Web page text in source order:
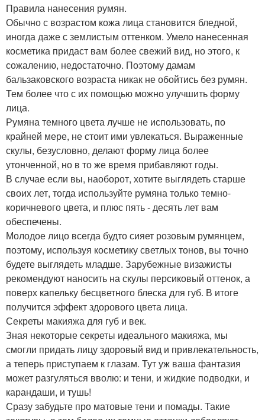
Правила нанесения румян.
Обычно с возрастом кожа лица становится бледной,
иногда даже с землистым оттенком. Умело нанесенная
косметика придаст вам более свежий вид, но этого, к
сожалению, недостаточно. Поэтому дамам
бальзаковского возраста никак не обойтись без румян.
Тем более что с их помощью можно улучшить форму
лица.
Румяна темного цвета лучше не использовать, по
крайней мере, не стоит ими увлекаться. Выраженные
скулы, безусловно, делают форму лица более
утонченной, но в то же время прибавляют годы.
В случае если вы, наоборот, хотите выглядеть старше
своих лет, тогда используйте румяна только темно-
коричневого цвета, и плюс пять - десять лет вам
обеспечены.
Молодое лицо всегда будто сияет розовым румянцем,
поэтому, используя косметику светлых тонов, вы точно
будете выглядеть младше. Зарубежные визажисты
рекомендуют наносить на скулы персиковый оттенок, а
поверх капельку бесцветного блеска для губ. В итоге
получится эффект здорового цвета лица.
Секреты макияжа для губ и век.
Зная некоторые секреты идеального макияжа, мы
смогли придать лицу здоровый вид и привлекательность,
а теперь приступаем к глазам. Тут уж ваша фантазия
может разгуляться вволю: и тени, и жидкие подводки, и
карандаши, и тушь!
Сразу забудьте про матовые тени и помады. Такие